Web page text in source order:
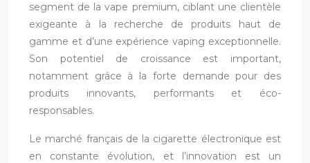
segment de la vape premium, ciblant une clientèle
exigeante à la recherche de produits haut de
gamme et d’une expérience vaping exceptionnelle.
Son potentiel de croissance est important,
notamment grâce à la forte demande pour des
produits innovants, performants et éco-
responsables.
Le marché français de la cigarette électronique est
en constante évolution, et l’innovation est un